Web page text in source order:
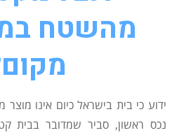
מהשטח
ידוע כי בית בישראל כיום אינו
נכס ראשון, סביר שמדובר בבית